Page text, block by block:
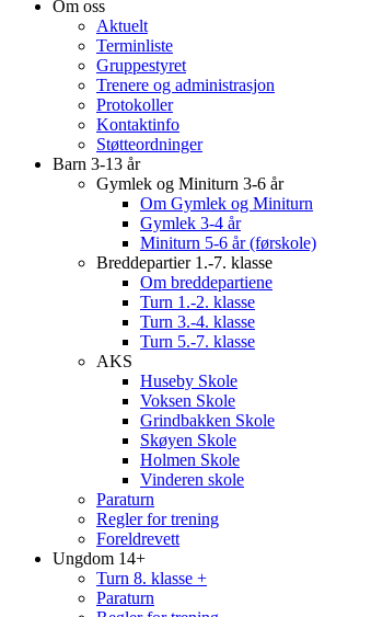
Om oss
Aktuelt
Terminliste
Gruppestyret
Trenere og administrasjon
Protokoller
Kontaktinfo
Støtteordninger
Barn 3-13 år
Gymlek og Miniturn 3-6 år
Om Gymlek og Miniturn
Gymlek 3-4 år
Miniturn 5-6 år (førskole)
Breddepartier 1.-7. klasse
Om breddepartiene
Turn 1.-2. klasse
Turn 3.-4. klasse
Turn 5.-7. klasse
AKS
Huseby Skole
Voksen Skole
Grindbakken Skole
Skøyen Skole
Holmen Skole
Vinderen skole
Paraturn
Regler for trening
Foreldrevett
Ungdom 14+
Turn 8. klasse +
Paraturn